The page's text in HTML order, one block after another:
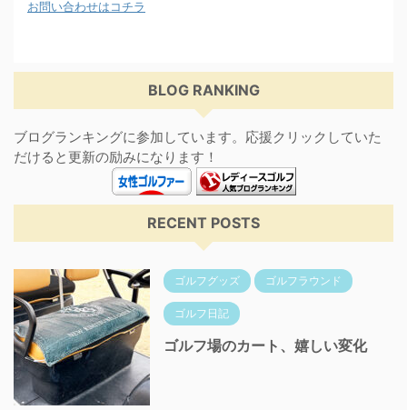
お問い合わせはコチラ
BLOG RANKING
ブログランキングに参加しています。応援クリックしていた
だけると更新の励みになります！
RECENT POSTS
ゴルフグッズ ゴルフラウンド
ゴルフ日記
ゴルフ場のカート、嬉しい変化